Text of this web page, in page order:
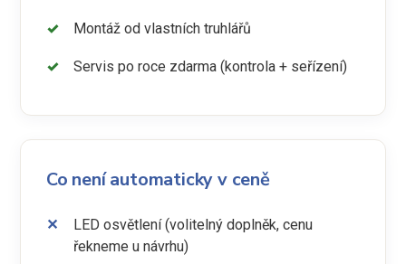
Montáž od vlastních truhlářů
Servis po roce zdarma (kontrola + seřízení)
Co není automaticky v ceně
LED osvětlení (volitelný doplněk, cenu
řekneme u návrhu)